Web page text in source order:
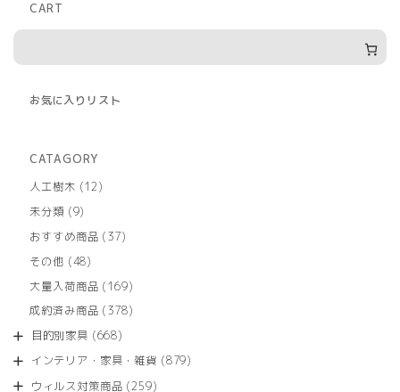
CART
お気に入りリスト
CATAGORY
人工樹木
1212
商
未分類 99
の
商
おすすめ商品 3737
商
その他 4848
の
商
大量入荷商品 169169
の
成約済み商品 378378
商
目的別家具 668668
の
商
インテリア・家具・雑貨 879879
ウィルス対策商品 259259